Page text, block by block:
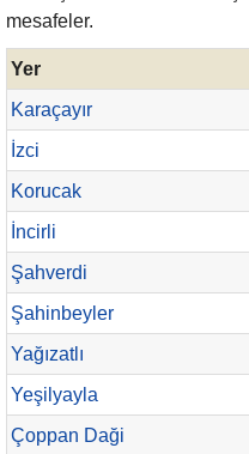
mesafeler.
Yer
Karaçayır
İzci
Korucak
İncirli
Şahverdi
Şahinbeyler
Yağızatlı
Yeşilyayla
Çoppan Daği